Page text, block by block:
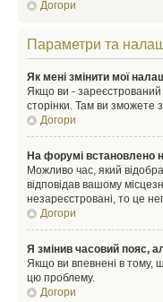
Догори
Параметри та
Як мені змінити мої
Якщо ви - зареєстрований
сторінки. Там ви зможете
Догори
На форумі встановлено
Можливо час, який
відповідав вашому
незареєстровані, то це
Догори
Я змінив часовий пояс,
Якщо ви впевнені в тому,
цю проблему.
Догори